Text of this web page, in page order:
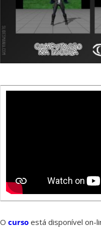
O curso está disponível on-